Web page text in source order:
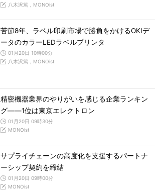
八木沢篤，MONOist
苦節8年、ラベル印刷市場で勝負をかけるOKIデ
ータのカラーLEDラベルプリンタ
01月20日 10時00分
八木沢篤，MONOist
精密機器業界のやりがいを感じる企業ランキン
グ――1位は東京エレクトロン
01月20日 09時30分
MONOist
サプライチェーンの高度化を支援するパートナ
ーシップ契約を締結
01月20日 09時00分
MONOist